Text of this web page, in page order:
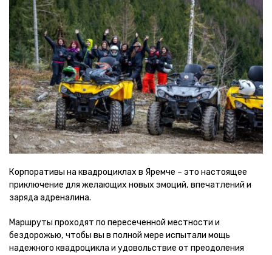
Корпоративы на квадроциклах в Яремче – это настоящее
приключение для желающих новых эмоций, впечатлений и
заряда адреналина.
Маршруты проходят по пересеченной местности и
бездорожью, чтобы вы в полной мере испытали мощь
надежного квадроцикла и удовольствие от преодоления